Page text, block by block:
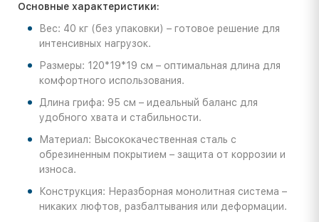
Основные характеристики:
Вес: 40 кг (без упаковки) – готовое решение для
интенсивных нагрузок.
Размеры: 120*19*19 см – оптимальная длина для
комфортного использования.
Длина грифа: 95 см – идеальный баланс для
удобного хвата и стабильности.
Материал: Высококачественная сталь с
обрезиненным покрытием – защита от коррозии и
износа.
Конструкция: Неразборная монолитная система –
никаких люфтов, разбалтывания или деформации.